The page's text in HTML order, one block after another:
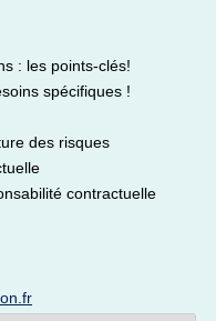
: les points-clés!
spécifiques !
des risques
contractuelle